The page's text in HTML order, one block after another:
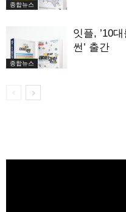
종합뉴스
종합뉴스
잇플, ’10
썬’ 출간